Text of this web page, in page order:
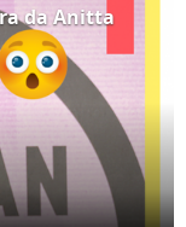
da Anitta